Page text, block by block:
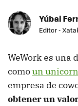
Yúbal
Editor -
WeWork es una
comoun
empresa de
obtener un